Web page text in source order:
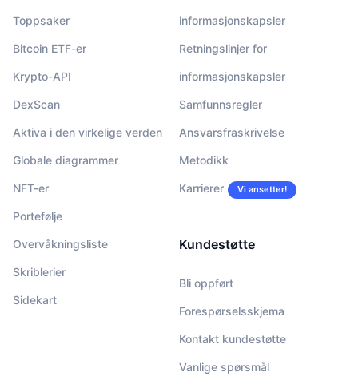
Toppsaker
Bitcoin ETF-er
Krypto-API
DexScan
Aktiva i den virkelige verden
Globale diagrammer
NFT-er
Portefølje
Overvåkningsliste
Skriblerier
Sidekart
informasjonskapsler
Retningslinjer for
informasjonskapsler
Samfunnsregler
Ansvarsfraskrivelse
Metodikk
Karrierer Vi ansetter!
Kundestøtte
Bli oppført
Forespørselsskjema
Kontakt kundestøtte
Vanlige spørsmål